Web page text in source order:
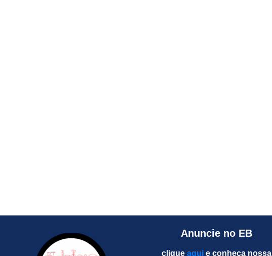
Anuncie no EB
clique aqui e conheça nossa